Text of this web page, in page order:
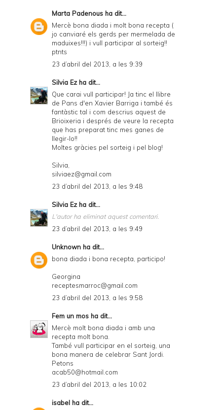
Marta Padenous ha dit...
Mercè bona diada i molt bona recepta (
jo canviaré els gerds per mermelada de
maduixes!!!) i vull participar al sorteig!!
ptnts
23 d’abril del 2013, a les 9:39
Silvia Ez ha dit...
Que carai vull participar! Ja tinc el llibre
de Pans d'en Xavier Barriga i també és
fantàstic tal i com descrius aquest de
Brioixeria i després de veure la recepta
que has preparat tinc mes ganes de
llegir-lo!!
Moltes gràcies pel sorteig i pel blog!
Silvia,
silviaez@gmail.com
23 d’abril del 2013, a les 9:48
Silvia Ez ha dit...
L'autor ha eliminat aquest comentari.
23 d’abril del 2013, a les 9:49
Unknown ha dit...
bona diada i bona recepta, participo!
Georgina
receptesmarroc@gmail.com
23 d’abril del 2013, a les 9:58
Fem un mos ha dit...
Mercè molt bona diada i amb una
recepta molt bona.
També vull participar en el sorteig, una
bona manera de celebrar Sant Jordi.
Petons
acab50@hotmail.com
23 d’abril del 2013, a les 10:02
isabel ha dit...